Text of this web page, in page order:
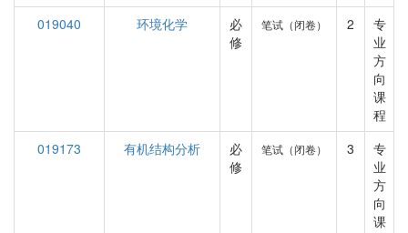
019040
环境化学
必
修
笔试（闭卷） 2
专
业
方
向
课
程
019173
有机结构分析
必
修
笔试（闭卷） 3
专
业
方
向
课